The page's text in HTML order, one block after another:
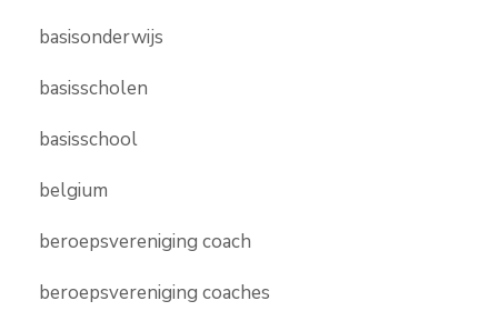
basisonderwijs
basisscholen
basisschool
belgium
beroepsvereniging coach
beroepsvereniging coaches